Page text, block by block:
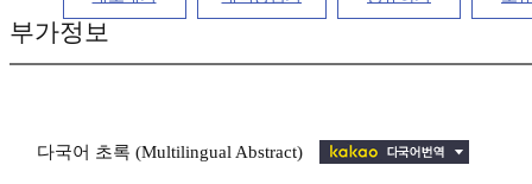
부가정보
다국어 초록 (Multilingual Abstract)